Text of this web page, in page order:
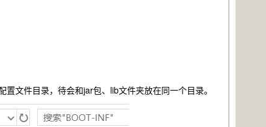
文件目录，待会和jar包、lib文件夹放在同一个目录。